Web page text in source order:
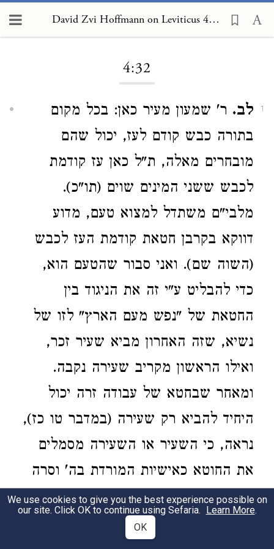
David Zvi Hoffmann on Leviticus 4:32
4:32
1 לב. ר' שמעון מעיר כאן: בכל מקום
בתורה כבש קודם לעז, יכול שהם
מובחרים מאלה, ת"ל כאן עז קודמת
לכבש ששני המינים שוים (תו"כ).
מלבי"ם משתדל למצוא טעם, מדוע
דווקא בקרבן חטאת קודמת העז לכבש
(השוה שם). ואני סבור שהטעם הוא,
כדי להבליט ע"י זה את הניגוד בין
החטאת של "נפש מעם הארץ" לזו של
נשיא, שזה האחרון מביא שעיר זכר,
ואילו הראשון מקריב שעירה נקבה.
ומאחר שבחטא של עבודה זרה יכול
היחיד להביא רק שעירה (במדבר טו כז),
נראה, כי השעיר או השעירה מסמלים
את החוטא כאישיות המורדת בה' וסרה
מאחריו, ואילו כשבה ופר מרמזים על
אדם שנלכד ברשת יצרו ותועה בנקל
We use cookies to give you the best experience possible on
our site. Click OK to continue using Sefaria. Learn More.
OK